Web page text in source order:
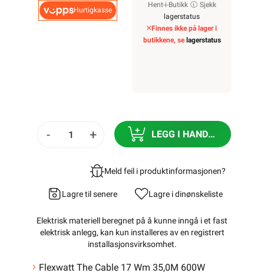
Hurtigkasse
Hent-i-Butikk
Sjekk
lagerstatus
Finnes ikke på lager i
butikkene, se lagerstatus
- + LEGG I HANDLEKURV
Meld feil i produktinformasjonen?
Lagre til senere Lagre i dinønskeliste
Elektrisk materiell beregnet på å kunne inngå i et fast
elektrisk anlegg, kan kun installeres av en registrert
installasjonsvirksomhet.
Flexwatt The Cable 17 Wm 35,0M 600W